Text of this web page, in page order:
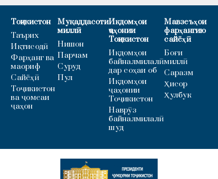
Тоҷикистон
Таърих
Иқтисодӣ
Фарҳанг ва
маориф
Сайёҳӣ
Тоҷикистон
ва ҷомеаи
ҷаҳон
Муқаддасоти
миллӣ
Нишон
Парчам
Суруд
Пул
Иқдомҳои
ҷаҳонии
Тоҷикистон
Иқдомҳои
байналмилалӣ
дар соҳаи об
Иқдомҳои
ҷаҳонии
Тоҷикистон
Наврӯз
байналмилалӣ
шуд
Мавзеъҳои
фарҳангию
сайёҳӣ
Боғи
миллӣ
Саразм
Ҳисор
Ҳулбук